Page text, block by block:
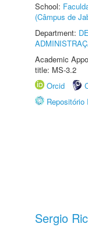
School:
(Câmpus de
Department:
Academic
title: MS-3.2
Orcid
Sergio